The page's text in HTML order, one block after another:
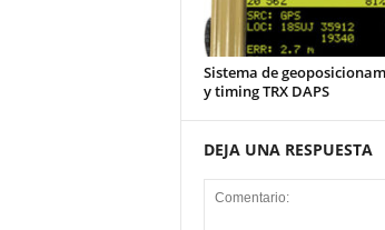
Sistema de
y timing TRX DAPS
DEJA UNA RESPUESTA